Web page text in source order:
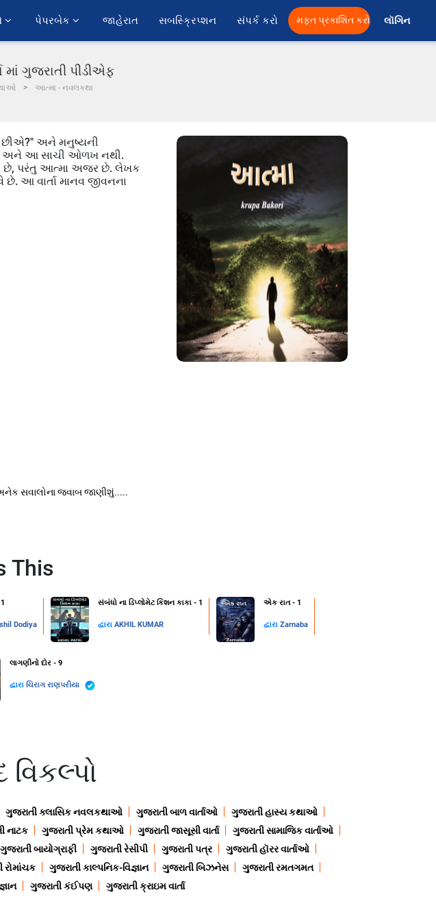
પેપરબેક જાહેરાત સબસ્ક્રિપ્શન સંપર્ક કરો મફત પ્રકાશિત કરો લૉગિન
માં ગુજરાતી પીડીએફ
આત્મા - નવલકથા
છીએ?" અને મનુષ્યની
અને આ સાચી ઓળખ નથી.
છે, પરંતુ આત્મા અજર છે. લેખક
આ વાર્તા માનવ જીવનના
સવાલોના જવાબ જાણીશું.....
This
Dodiya
સંબંધો ના ડિપ્લોમેટ કિશન કાકા - 1
દ્વારા AKHIL KUMAR
એક રાત - 1
દ્વારા Zarnaba
લાગણીનો દોર - 9
દ્વારા ચિરાગ રાણપરીયા
ગુજરાતી ક્લાસિક નવલકથાઓ ગુજરાતી બાળ વાર્તાઓ
ગુજરાતી હાસ્ય કથાઓ
નાટક ગુજરાતી પ્રેમ કથાઓ ગુજરાતી જાસૂસી વાર્તા
ગુજરાતી સામાજિક વાર્તાઓ
ગુજરાતી બાયોગ્રાફી ગુજરાતી રેસીપી ગુજરાતી પત્ર
ગુજરાતી હૉરર વાર્તાઓ
રોમાંચક ગુજરાતી કાલ્પનિક-વિજ્ઞાન ગુજરાતી બિઝનેસ
ગુજરાતી રમતગમત
ગુજરાતી કંઈપણ ગુજરાતી ક્રાઇમ વાર્તા